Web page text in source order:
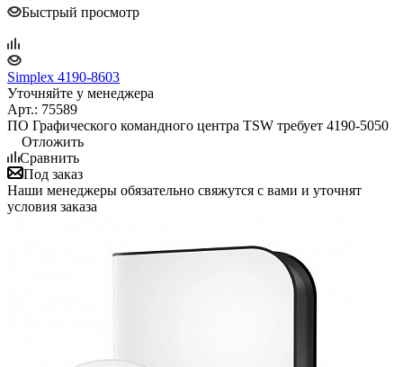
Быстрый просмотр
Simplex 4190-8603
Уточняйте у менеджера
Арт.: 75589
ПО Графического командного центра TSW требует 4190-5050
Отложить
Сравнить
Под заказ
Наши менеджеры обязательно свяжутся с вами и уточнят
условия заказа